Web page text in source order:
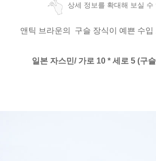
상세 정보를 확대해 보실 수
앤틱 브라운의 구슬 장식이 예쁜 수입
일본 자스민/ 가로 10 * 세로 5 (구